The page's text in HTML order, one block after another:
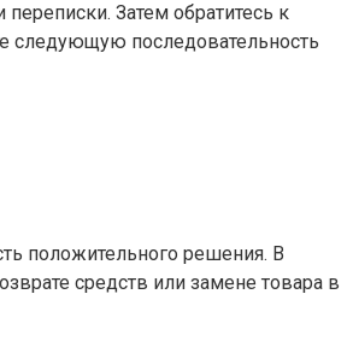
Затем обратитесь к
следующую последовательность
положительного решения. В
средств или замене товара в